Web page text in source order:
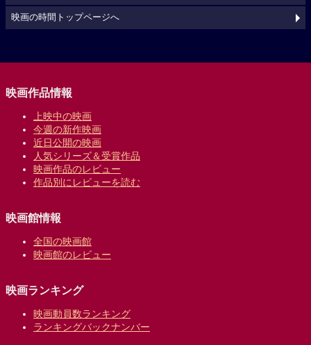
映画の時間トップページへ
映画作品情報
上映中の映画
今週の新作映画
近日公開の映画
人気シリーズ＆受賞作品
映画作品のレビュー
作品別にレビューを読む
映画館情報
全国の映画館
映画館のレビュー
映画ランキング
映画動員数ランキング
ランキングバックナンバー